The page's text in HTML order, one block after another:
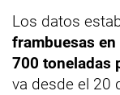
Los datos
frambuesas
700 toneladas
va desde el 20